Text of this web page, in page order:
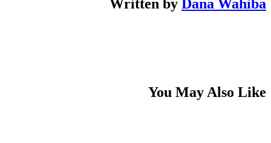
Written by Dana Wahiba
You May Also Like